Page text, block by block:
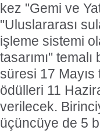
kez "Gemi ve
"Uluslararası
işleme sistemi
tasarımı"
süresi 17
ödülleri 11
verilecek.
üçüncüye de 5